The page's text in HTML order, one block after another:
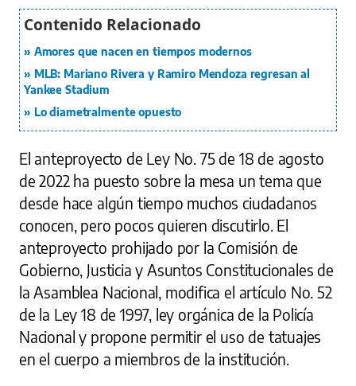
Amores que nacen en tiempos modernos
MLB: Mariano Rivera y Ramiro Mendoza regresan al
Yankee Stadium
Lo diametralmente opuesto
El anteproyecto de Ley No. 75 de 18 de agosto
de 2022 ha puesto sobre la mesa un tema que
desde hace algún tiempo muchos ciudadanos
conocen, pero pocos quieren discutirlo. El
anteproyecto prohijado por la Comisión de
Gobierno, Justicia y Asuntos Constitucionales de
la Asamblea Nacional, modifica el artículo No. 52
de la Ley 18 de 1997, ley orgánica de la Policía
Nacional y propone permitir el uso de tatuajes
en el cuerpo a miembros de la institución.